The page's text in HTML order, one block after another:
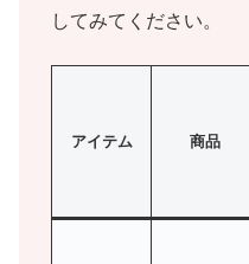
してみてください。
アイテム 商品